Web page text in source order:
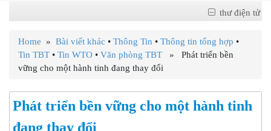
thư điện tử
Home » Bài viết khác • Thông Tin • Thông tin tổng hợp •
Tin TBT • Tin WTO • Văn phòng TBT » Phát triển bền
vững cho một hành tinh đang thay đổi
Phát triển bền vững cho một hành tinh
đang thay đổi